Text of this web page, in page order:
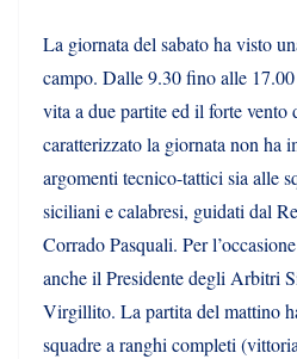
La giornata del sabato ha visto
campo. Dalle 9.30 fino alle
vita a due partite ed il forte vento
caratterizzato la giornata non ha
argomenti tecnico-tattici sia alle
siciliani e calabresi, guidati dal
Corrado Pasquali. Per
anche il Presidente degli Arbitri
Virgillito. La partita del mattino
squadre a ranghi completi